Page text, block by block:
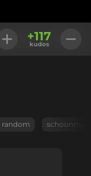
+117
kudos
random